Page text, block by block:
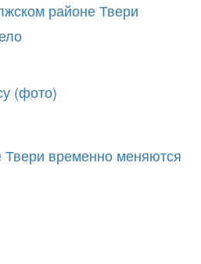
районе Твери
(фото)
Твери временно меняются